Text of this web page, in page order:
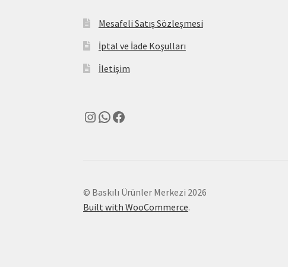
Mesafeli Satış Sözleşmesi
İptal ve İade Koşulları
İletişim
Instagram
WhatsApp
Facebook
© Baskılı Ürünler Merkezi 2026
Built with WooCommerce.